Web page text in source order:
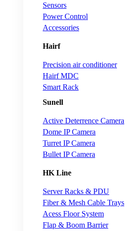
Sensors
Power Control
Accessories
Hairf
Precision air conditioner
Hairf MDC
Smart Rack
Sunell
Active Deterrence Camera
Dome IP Camera
Turret IP Camera
Bullet IP Camera
HK Line
Server Racks & PDU
Fiber & Mesh Cable Trays
Acess Floor System
Flap & Boom Barrier